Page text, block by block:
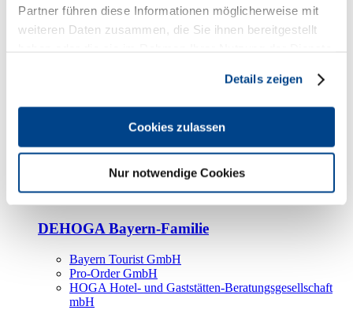
Partner führen diese Informationen möglicherweise mit
weiteren Daten zusammen, die Sie ihnen bereitgestellt
Details zeigen
Cookies zulassen
Nur notwendige Cookies
Kooperationspartner
Tourismusorganisationen
Bayern Tourismus Marketing GmbH
DEHOGA-Familie
Bundesverband
Fachverbände
DEHOGA Bayern-Familie
Bayern Tourist GmbH
Pro-Order GmbH
HOGA Hotel- und Gaststätten-Beratungsgesellschaft
mbH